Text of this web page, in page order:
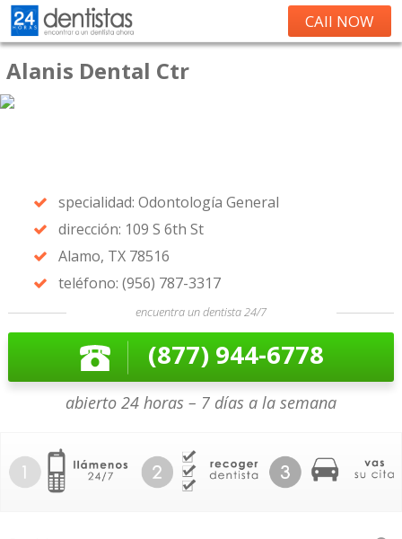
CAll NOW
Alanis Dental Ctr
specialidad: Odontología General
dirección: 109 S 6th St
Alamo, TX 78516
teléfono: (956) 787-3317
encuentra un dentista 24/7
(877) 944-6778
abierto 24 horas – 7 días a la semana